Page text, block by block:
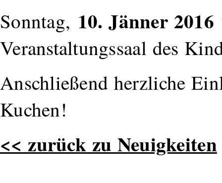
Sonntag, 10. Jänner 2016
Veranstaltungssaal des
Anschließend herzliche
Kuchen!
<< zurück zu Neuigkeiten